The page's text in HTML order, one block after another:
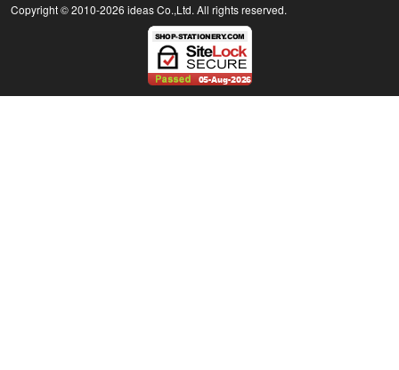
Copyright © 2010-2026 ideas Co.,Ltd. All rights reserved.